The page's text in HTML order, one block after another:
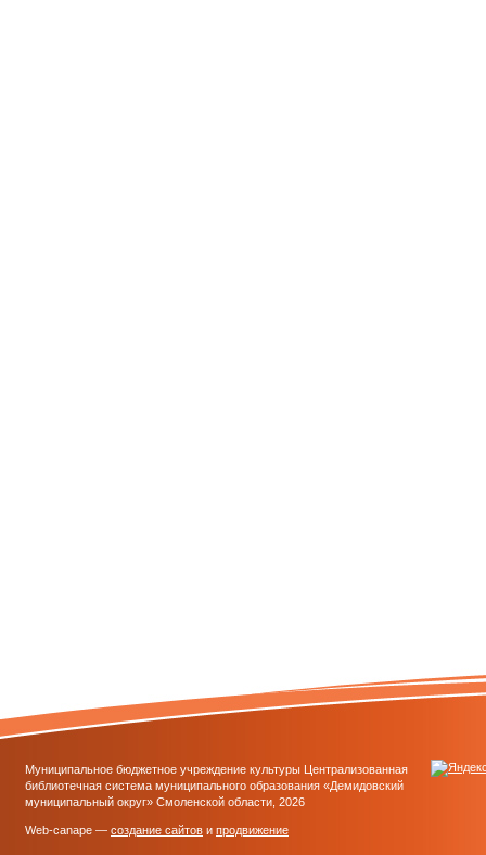
Муниципальное бюджетное учреждение культуры Централизованная
библиотечная система муниципального образования «Демидовский
муниципальный округ» Смоленской области, 2026
Web-canape — создание сайтов и продвижение